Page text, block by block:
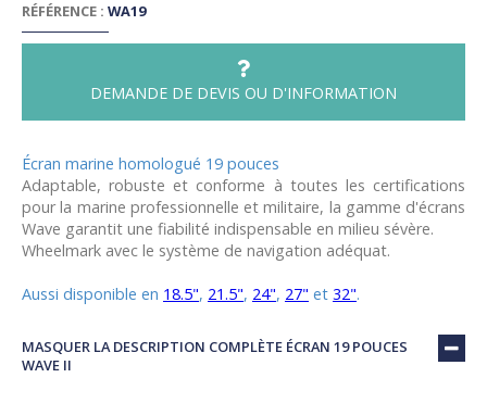
RÉFÉRENCE : WA19
DEMANDE DE DEVIS OU D'INFORMATION
Écran marine homologué 19 pouces
Adaptable, robuste et conforme à toutes les certifications
pour la marine professionnelle et militaire, la gamme d'écrans
Wave garantit une fiabilité indispensable en milieu sévère.
Wheelmark avec le système de navigation adéquat.
Aussi disponible en 18.5", 21.5", 24", 27" et 32".
MASQUER LA DESCRIPTION COMPLÈTE ÉCRAN 19 POUCES
WAVE II